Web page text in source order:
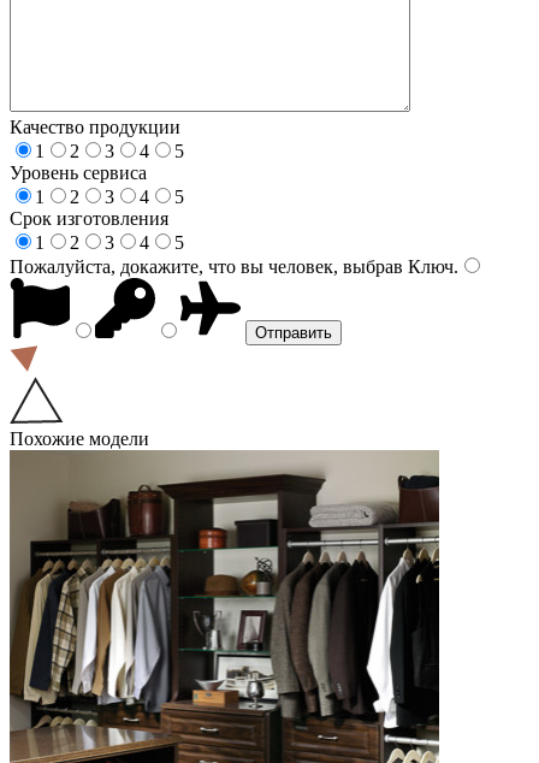
Качество продукции
1
2 3 4
5
Уровень сервиса
1
2 3 4
5
Срок изготовления
1
2 3 4
5
Пожалуйста, докажите, что вы человек, выбрав Ключ.
Похожие модели